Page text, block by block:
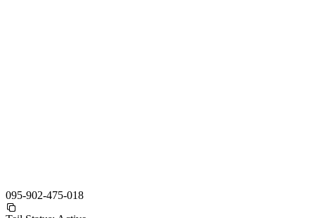
095-902-475-018